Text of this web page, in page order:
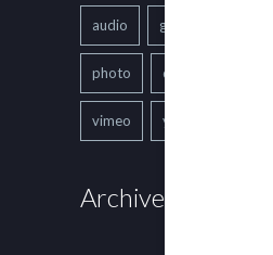
audio gallery
photo quote
vimeo youtube
Archives